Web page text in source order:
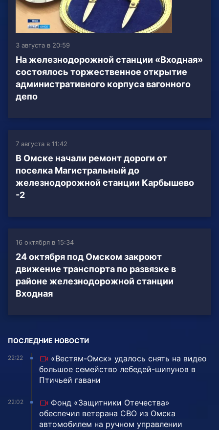
3 августа в 20:59
На железнодорожной станции «Входная»
состоялось торжественное открытие
административного корпуса вагонного
депо
7 августа в 11:42
В Омске начали ремонт дороги от
поселка Магистральный до
железнодорожной станции Карбышево
-2
16 октября в 15:34
24 октября под Омском закроют
движение транспорта по развязке в
районе железнодорожной станции
Входная
ПОСЛЕДНИЕ НОВОСТИ
22:22
«Вестям-Омск» удалось снять на видео
большое семейство лебедей-шипунов в
Птичьей гавани
22:02
Фонд «Защитники Отечества»
обеспечил ветерана СВО из Омска
автомобилем на ручном управлении